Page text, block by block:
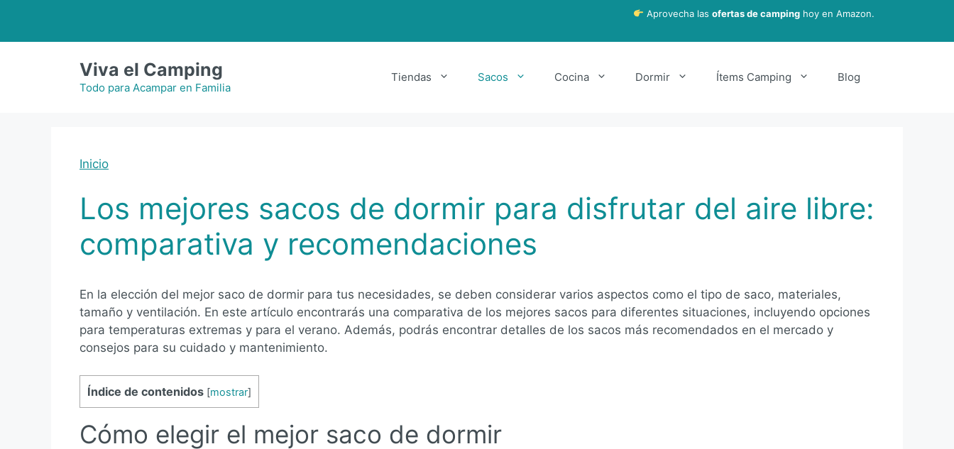
contenido
Aprovecha las ofertas de camping hoy en Amazon.
Viva el Camping
Todo para Acampar en Familia
Tiendas Sacos Cocina Dormir Ítems Camping Blog
Inicio
Los mejores sacos de dormir para disfrutar del aire libre:
comparativa y recomendaciones
En la elección del mejor saco de dormir para tus necesidades, se deben considerar varios aspectos como el tipo de saco, materiales,
tamaño y ventilación. En este artículo encontrarás una comparativa de los mejores sacos para diferentes situaciones, incluyendo opciones
para temperaturas extremas y para el verano. Además, podrás encontrar detalles de los sacos más recomendados en el mercado y
consejos para su cuidado y mantenimiento.
Índice de contenidos [mostrar]
Cómo elegir el mejor saco de dormir